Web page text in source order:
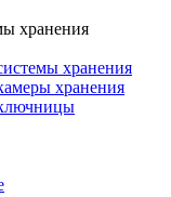
хранения
хранения
хранения